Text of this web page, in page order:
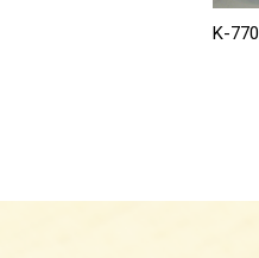
K-770